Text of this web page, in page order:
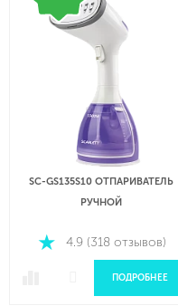
SC-GS135S10 ОТПАРИВАТЕЛЬ
РУЧНОЙ
4.9 (318 отзывов)
ПОДРОБНЕЕ